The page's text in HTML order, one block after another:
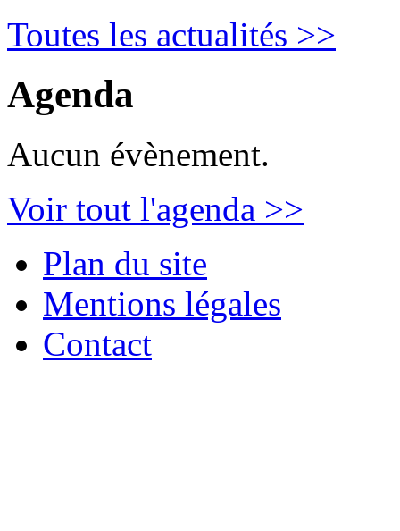
Toutes les actualités >>
Agenda
Aucun évènement.
Voir tout l'agenda >>
Plan du site
Mentions légales
Contact